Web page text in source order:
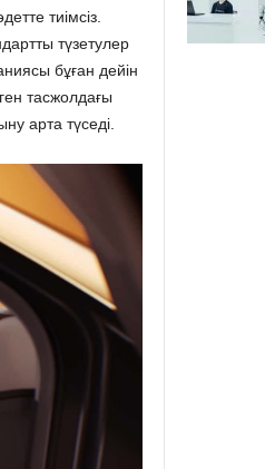
тиімсіз.
түзетулер
бұған дейін
тасжолдағы
арта түседі.